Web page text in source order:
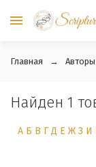
Главная Авторы
Найден 1
А Б В Г Д Е Ж З И